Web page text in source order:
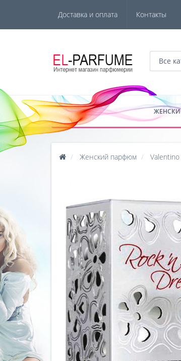
Доставка и оплата Контакты
Все
Женский парфюм Valentino